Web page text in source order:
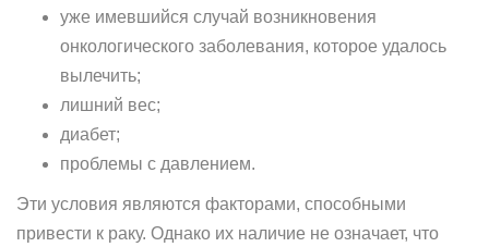
уже имевшийся случай возникновения
онкологического заболевания, которое удалось
вылечить;
лишний вес;
диабет;
проблемы с давлением.
Эти условия являются факторами, способными
привести к раку. Однако их наличие не означает, что